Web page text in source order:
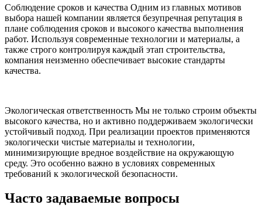
Соблюдение сроков и качества Одним из главных мотивов
выбора нашей компании является безупречная репутация в
плане соблюдения сроков и высокого качества выполнения
работ. Используя современные технологии и материалы, а
также строго контролируя каждый этап строительства,
компания неизменно обеспечивает высокие стандарты
качества.
Экологическая ответственность Мы не только строим объекты
высокого качества, но и активно поддерживаем экологически
устойчивый подход. При реализации проектов применяются
экологически чистые материалы и технологии,
минимизирующие вредное воздействие на окружающую
среду. Это особенно важно в условиях современных
требований к экологической безопасности.
Часто задаваемые вопросы